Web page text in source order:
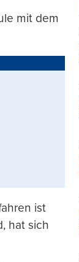
mit dem
ist
hat sich